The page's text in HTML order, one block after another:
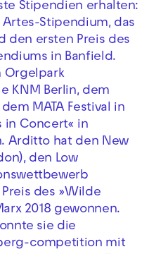
Stipendien erhalten:
Artes-Stipendium, das
den ersten Preis des
in Banfield.
Orgelpark
KNM Berlin, dem
MATA Festival in
in Concert« in
Arditto hat den New
den Low
des »Wilde
2018 gewonnen.
sie die
competition mit